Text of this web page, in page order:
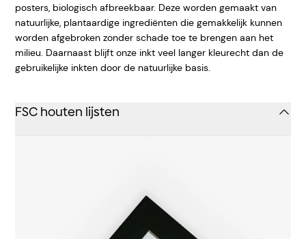
posters, biologisch afbreekbaar. Deze worden gemaakt van
natuurlijke, plantaardige ingrediënten die gemakkelijk kunnen
worden afgebroken zonder schade toe te brengen aan het
milieu. Daarnaast blijft onze inkt veel langer kleurecht dan de
gebruikelijke inkten door de natuurlijke basis.
FSC houten lijsten